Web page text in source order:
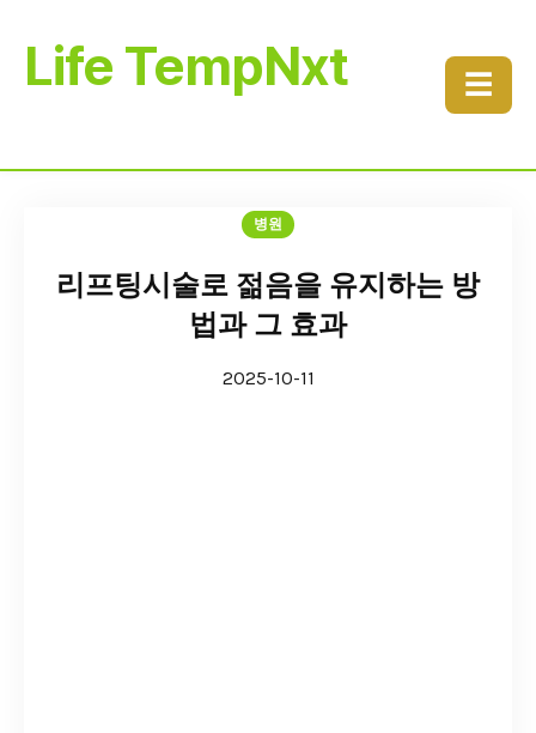
Life TempNxt ☰
병원
리프팅시술로 젊음을 유지하는 방
법과 그 효과
2025-10-11